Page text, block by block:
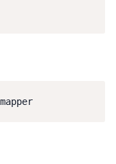
  ls -l /sys/class/misc/device-mapper